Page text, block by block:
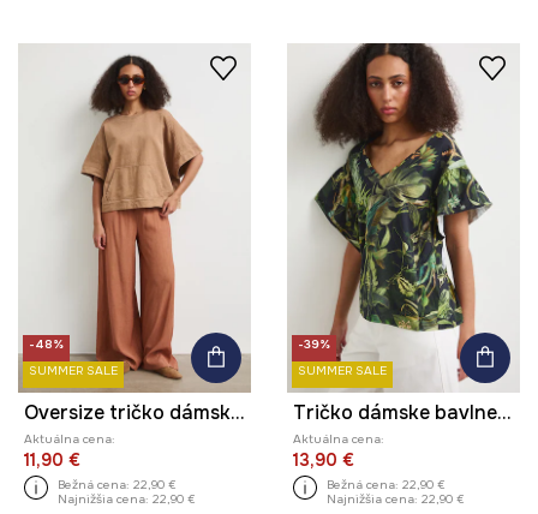
-48%
SUMMER SALE
Oversize tričko dámske bavlnené hladké
Aktuálna cena:
11,90 €
Bežná cena: 22,90 €
Najnižšia cena: 22,90 €
-39%
SUMMER SALE
Tričko dámske bavlnené s elastanom s rastlinným motívom
Aktuálna cena:
13,90 €
Bežná cena: 22,90 €
Najnižšia cena: 22,90 €